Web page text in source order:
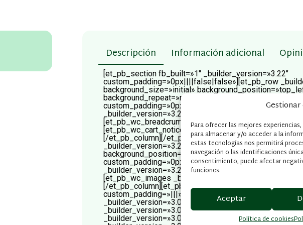
Para ofrecer las mejores
para almacenar y/o acceder a la
estas tecnologías nos permitirá
navegación o las identificaciones
consentimiento, puede afectar
funciones.
Aceptar
Política de cookies
Descripción Información adicional
[et_pb_section fb_built=»1″ _builder_version=»3.22″
custom_padding=»0px||||false|false»][et_pb_row
background_size=»initial»
background_repeat=»repeat» width=»100%»
_builder_version=»3.25″ custom_padding=»|||»
[et_pb_wc_breadcrumb _builder_version=»3.0.47″][/
[et_pb_wc_cart_notice _builder_version=»3.0.47″][/
[/et_pb_column][/et_pb_row][et_pb_row
_builder_version=»3.25″ background_size=»initial»
background_position=»top_left»
custom_padding=»0px||||false|false»][et_pb_column
_builder_version=»3.25″ custom_padding=»|||»
[et_pb_wc_images _builder_version=»3.0.47″][/
[/et_pb_column][et_pb_column type=»1_2″
custom_padding=»|||»
_builder_version=»3.0.47″][/
_builder_version=»3.0.47″][/
_builder_version=»3.0.47″][/